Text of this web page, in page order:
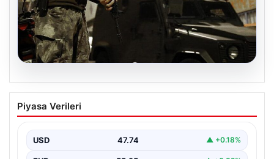
Terör Örgütü DAEŞ’e Karşı Geniş
Kapsamlı Operasyonlar
gerçekleştirilen önemli operasyonlar sonucunda, DAEŞ
terror örgütüne yönelik kapsamlı adımlar…
Piyasa Verileri
USD 47.74 ▲ +0.18%